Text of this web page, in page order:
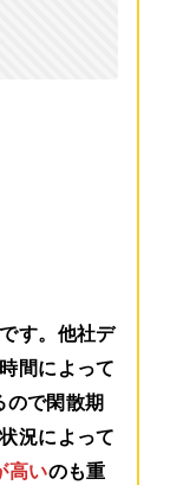
す。他社デ
間によって
ので閑散期
状況によって
高いのも重